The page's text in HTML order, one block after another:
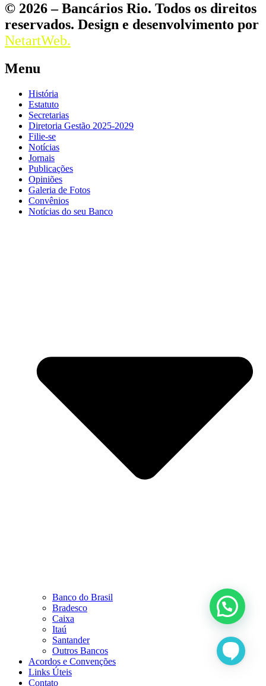
© 2026 – Bancários Rio. Todos os direitos
reservados. Design e desenvolvimento por
NetartWeb.
Menu
História
Estatuto
Secretarias
Diretoria Gestão 2025-2029
Filie-se
Notícias
Jornais
Publicações
Opiniões
Galeria de Fotos
Convênios
Notícias do seu Banco
Banco do Brasil
Bradesco
Caixa
Itaú
Santander
Outros Bancos
Acordos e Convenções
Links Úteis
Contato